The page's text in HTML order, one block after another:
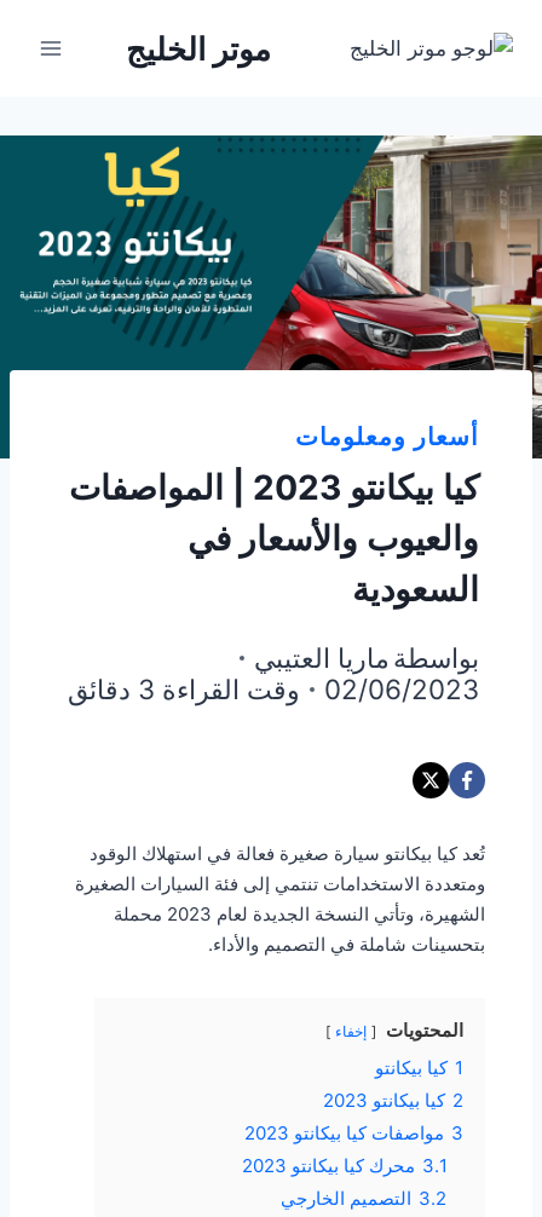
موتر الخليج
أسعار ومعلومات
كيا بيكانتو 2023 | المواصفات
والعيوب والأسعار في
السعودية
بواسطة ماريا العتيبي
02/06/2023
وقت القراءة دقائق
تُعد كيا بيكانتو سيارة صغيرة فعالة في استهلاك الوقود
ومتعددة الاستخدامات تنتمي إلى فئة السيارات الصغيرة
الشهيرة، وتأتي النسخة الجديدة لعام 2023 محملة
بتحسينات شاملة في التصميم والأداء.
المحتويات إخفاء
1 كيا بيكانتو
2 كيا بيكانتو 2023
3 مواصفات كيا بيكانتو 2023
3.1 محرك كيا بيكانتو 2023
3.2 التصميم الخارجي